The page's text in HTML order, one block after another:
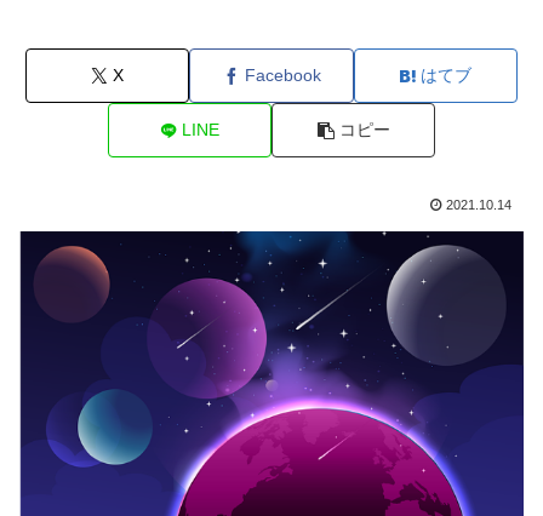
X Facebook はてブ
LINE コピー
2021.10.14